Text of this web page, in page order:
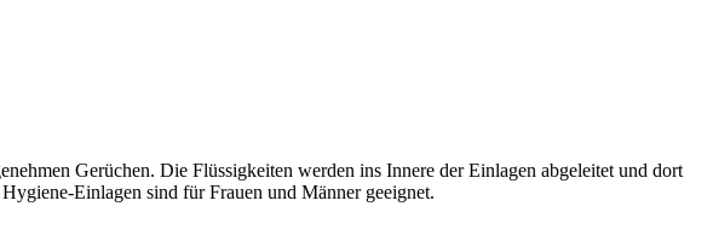
Gerüchen. Die Flüssigkeiten werden ins Innere der Einlagen abgeleitet und dort
Einlagen sind für Frauen und Männer geeignet.